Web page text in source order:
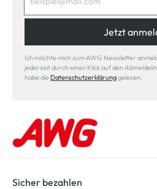
Jetzt
Ich möchte mich zum AWG Newsletter
jederzeit durch einen Klick auf den
habe die Datenschutzerklärunggelesen.
Sicher bezahlen